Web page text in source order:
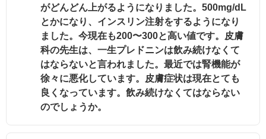
がどんどん上がるようになりました。500mg/dL
とかになり、インスリン注射をするようになり
ました。今現在も200〜300と高い値です。皮膚
科の先生は、一生プレドニンは飲み続けなくて
はならないと言われました。最近では腎機能が
徐々に悪化しています。皮膚症状は現在とても
良くなっています。飲み続けなくてはならない
のでしょうか。